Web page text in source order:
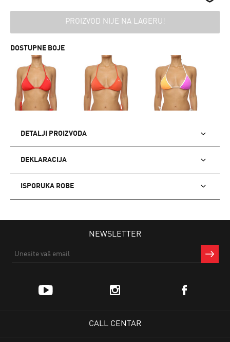
PROIZVOD NIJE NA LAGERU!
DOSTUPNE BOJE
DETALJI PROIZVODA
DEKLARACIJA
ISPORUKA ROBE
NEWSLETTER
CALL CENTAR